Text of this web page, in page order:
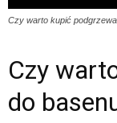
Czy warto kupić
Czy
do